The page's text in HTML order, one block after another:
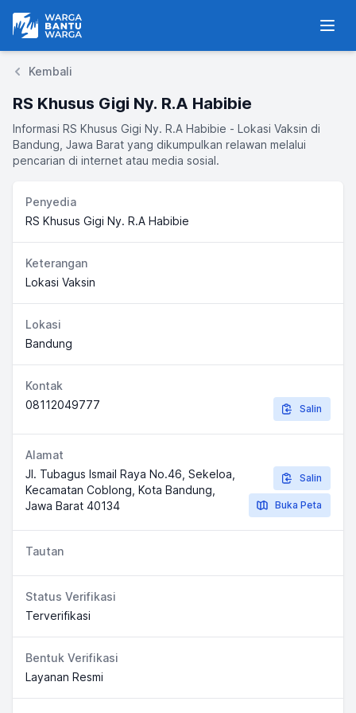
Warga Bantu Warga
Kembali
RS Khusus Gigi Ny. R.A Habibie
Informasi RS Khusus Gigi Ny. R.A Habibie - Lokasi Vaksin di
Bandung, Jawa Barat yang dikumpulkan relawan melalui
pencarian di internet atau media sosial.
Penyedia
RS Khusus Gigi Ny. R.A Habibie
Keterangan
Lokasi Vaksin
Lokasi
Bandung
Kontak
08112049777
Salin
Alamat
Jl. Tubagus Ismail Raya No.46, Sekeloa,
Kecamatan Coblong, Kota Bandung,
Jawa Barat 40134
Salin
Buka Peta
Tautan
Status Verifikasi
Terverifikasi
Bentuk Verifikasi
Layanan Resmi